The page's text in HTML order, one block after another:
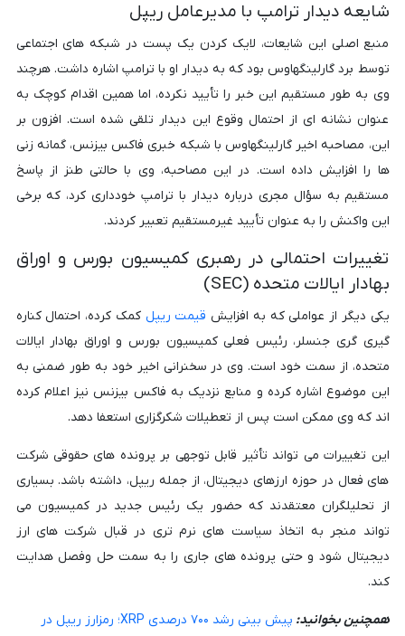
شایعه دیدار ترامپ با مدیرعامل ریپل
منبع اصلی این شایعات، لایک کردن یک پست در شبکه های اجتماعی
توسط برد گارلینگهاوس بود که به دیدار او با ترامپ اشاره داشت. هرچند
وی به طور مستقیم این خبر را تأیید نکرده، اما همین اقدام کوچک به
عنوان نشانه ای از احتمال وقوع این دیدار تلقی شده است. افزون بر
این، مصاحبه اخیر گارلینگهاوس با شبکه خبری فاکس بیزنس، گمانه زنی
ها را افزایش داده است. در این مصاحبه، وی با حالتی طنز از پاسخ
مستقیم به سؤال مجری درباره دیدار با ترامپ خودداری کرد، که برخی
این واکنش را به عنوان تأیید غیرمستقیم تعبیر کردند.
تغییرات احتمالی در رهبری کمیسیون بورس و اوراق
بهادار ایالات متحده (SEC)
یکی دیگر از عواملی که به افزایش قیمت ریپل کمک کرده، احتمال کناره
گیری گری جنسلر، رئیس فعلی کمیسیون بورس و اوراق بهادار ایالات
متحده، از سمت خود است. وی در سخنرانی اخیر خود به طور ضمنی به
این موضوع اشاره کرده و منابع نزدیک به فاکس بیزنس نیز اعلام کرده
اند که وی ممکن است پس از تعطیلات شکرگزاری استعفا دهد.
این تغییرات می تواند تأثیر قابل توجهی بر پرونده های حقوقی شرکت
های فعال در حوزه ارزهای دیجیتال، از جمله ریپل، داشته باشد. بسیاری
از تحلیلگران معتقدند که حضور یک رئیس جدید در کمیسیون می
تواند منجر به اتخاذ سیاست های نرم تری در قبال شرکت های ارز
دیجیتال شود و حتی پرونده های جاری را به سمت حل وفصل هدایت
کند.
همچنین بخوانید:
پیش بینی رشد ۷۰۰ درصدی XRP؛ رمزارز ریپل در